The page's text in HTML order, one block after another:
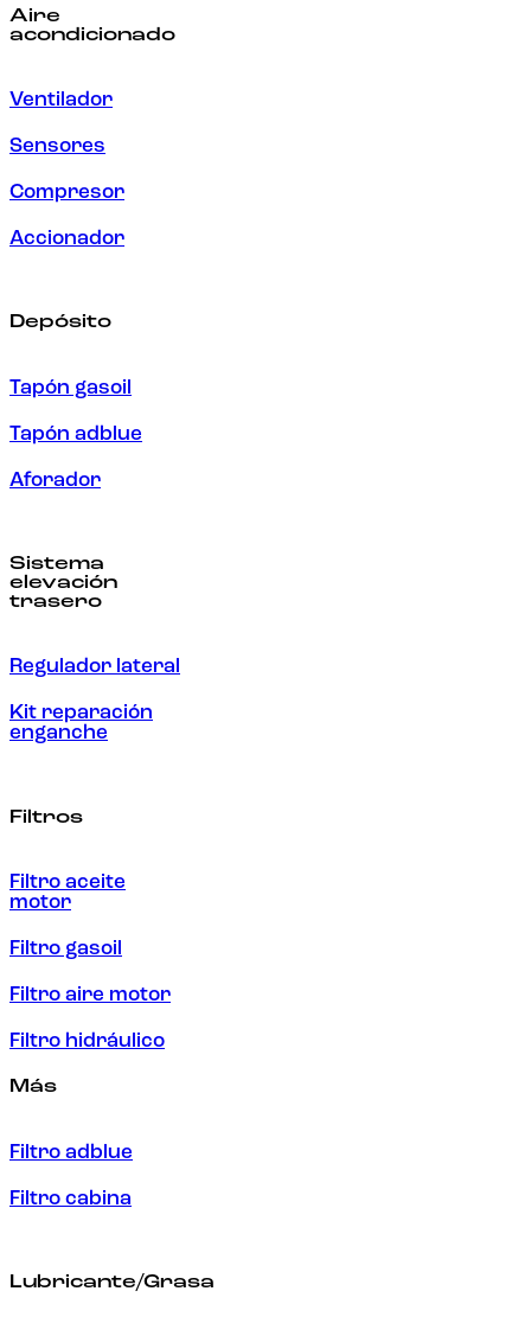
Aire
acondicionado
Ventilador
Sensores
Compresor
Accionador
Depósito
Tapón gasoil
Tapón adblue
Aforador
Sistema
elevación
trasero
Regulador lateral
Kit reparación
enganche
Filtros
Filtro aceite
motor
Filtro gasoil
Filtro aire motor
Filtro hidráulico
Más
Filtro adblue
Filtro cabina
Lubricante/Grasa